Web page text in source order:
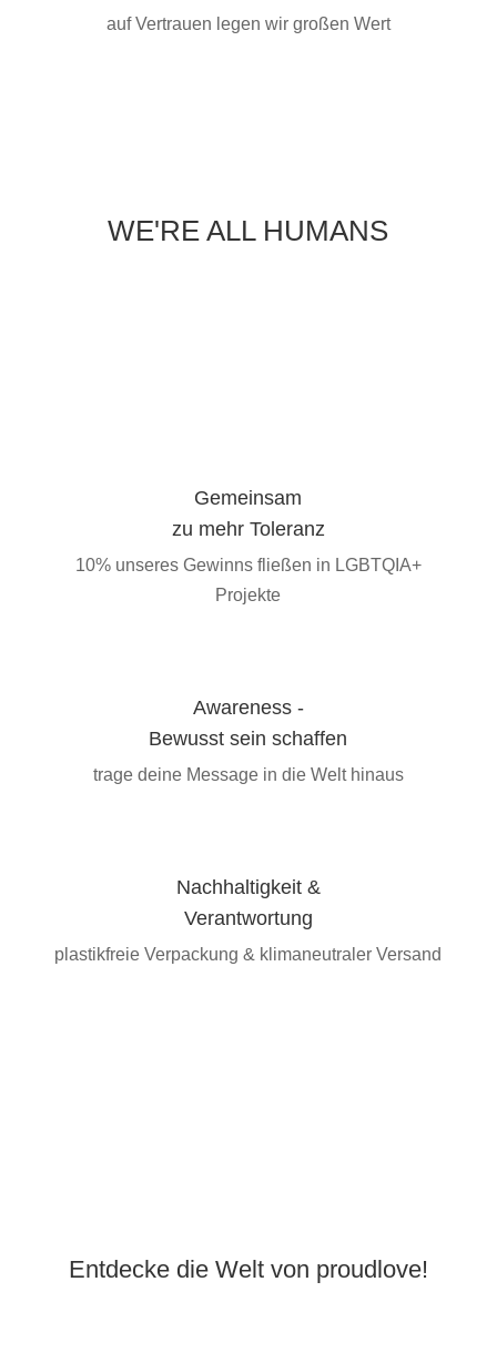
auf Vertrauen legen wir großen Wert
WE'RE ALL HUMANS
Gemeinsam
zu mehr Toleranz
10% unseres Gewinns fließen in LGBTQIA+
Projekte
Awareness -
Bewusst sein schaffen
trage deine Message in die Welt hinaus
Nachhaltigkeit &
Verantwortung
plastikfreie Verpackung & klimaneutraler Versand
Entdecke die Welt von proudlove!